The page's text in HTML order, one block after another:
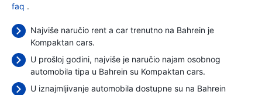
faq .
Najviše naručio rent a car trenutno na Bahrein je
Kompaktan cars.
U prošloj godini, najviše je naručio najam osobnog
automobila tipa u Bahrein su Kompaktan cars.
U iznajmljivanje automobila dostupne su na Bahrein